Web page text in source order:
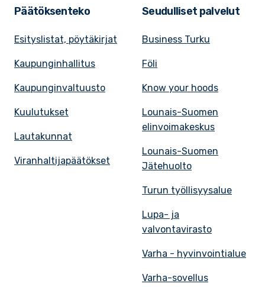
Päätöksenteko
Esityslistat, pöytäkirjat
Kaupunginhallitus
Kaupunginvaltuusto
Kuulutukset
Lautakunnat
Viranhaltijapäätökset
Seudulliset palvelut
Business Turku
Föli
Know your hoods
Lounais-Suomen
elinvoimakeskus
Lounais-Suomen
Jätehuolto
Turun työllisyysalue
Lupa- ja
valvontavirasto
Varha - hyvinvointialue
Varha-sovellus